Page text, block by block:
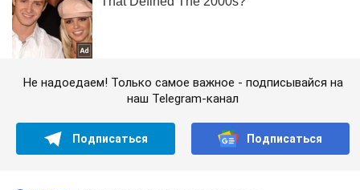
Не надоедаем! Только самое важное - подписывайся на
наш Telegram-канал
Подписаться Подписаться